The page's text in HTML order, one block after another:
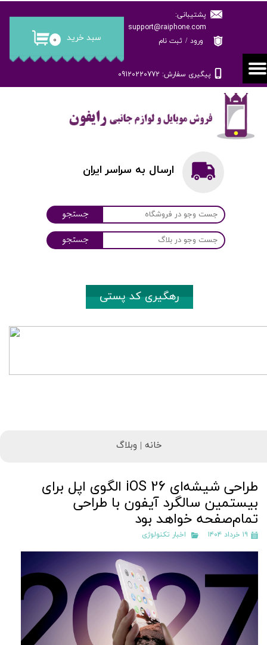
پشتیبانی:
support@raiphone.com
پیگیری سفارش: 09120220772
۰ سبد خرید ورود / ثبت نام
حساب کاربری من
تغییر گذر واژه
سفارشات
خروج از حساب کاربری
جستجو
جستجو
ارسال به سراسر ایران
رهگیری کد پستی
خانه | وبلاگ
طراحی شیشه‌ای iOS 26 الگوی اپل برای
بیستمین سالگرد آیفون با طراحی
تمام‌صفحه خواهد بود
۱۹ خرداد ۱۴۰۴ اخبار تکنولوژی